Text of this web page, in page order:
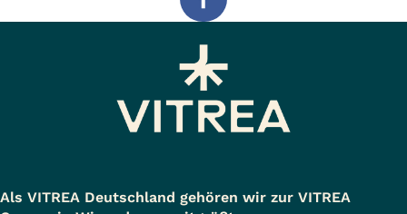
Als VITREA Deutschland gehören wir zur VITREA